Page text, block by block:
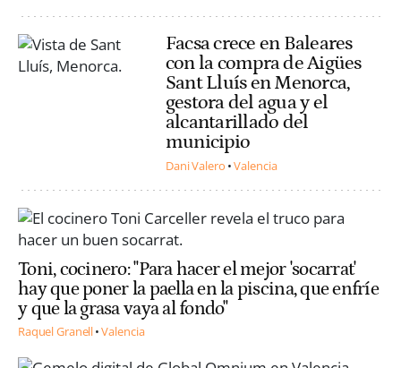
Facsa crece en Baleares
con la compra de Aigües
Sant Lluís en Menorca,
gestora del agua y el
alcantarillado del
municipio
Dani Valero Valencia
Toni, cocinero: "Para hacer el mejor 'socarrat'
hay que poner la paella en la piscina, que enfríe
y que la grasa vaya al fondo"
Raquel Granell Valencia